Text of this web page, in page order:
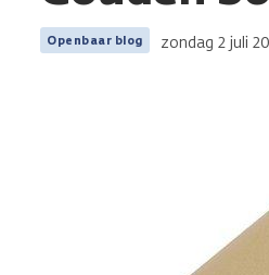
Openbaar blog zondag 2 juli